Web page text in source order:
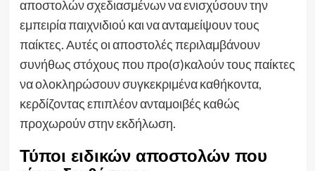
αποστολών σχεδιασμένων να ενισχύσουν την
εμπειρία παιχνιδιού και να ανταμείψουν τους
παίκτες. Αυτές οι αποστολές περιλαμβάνουν
συνήθως στόχους που προ(σ)καλούν τους παίκτες
να ολοκληρώσουν συγκεκριμένα καθήκοντα,
κερδίζοντας επιπλέον ανταμοιβές καθώς
προχωρούν στην εκδήλωση.
Τύποι ειδικών αποστολών που